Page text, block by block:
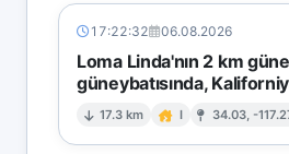
17:22:32 06.08.2026
Loma Linda'nın 2 km
güneybatısında,
17.3 km I 34.03, -